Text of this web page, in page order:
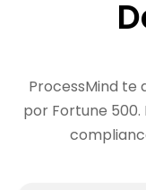
ProcessMind te
por Fortune